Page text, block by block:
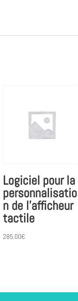
Logiciel pour la
personnalisatio
n de l’afficheur
tactile
285.00€